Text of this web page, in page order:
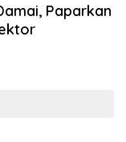
Paparkan